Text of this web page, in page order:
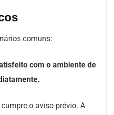
comuns:
com o ambiente de
o aviso-prévio. A